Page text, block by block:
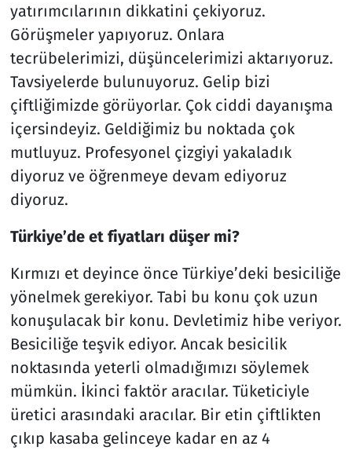
yatırımcılarının dikkatini çekiyoruz.
Görüşmeler yapıyoruz. Onlara
tecrübelerimizi, düşüncelerimizi aktarıyoruz.
Tavsiyelerde bulunuyoruz. Gelip bizi
çiftliğimizde görüyorlar. Çok ciddi dayanışma
içersindeyiz. Geldiğimiz bu noktada çok
mutluyuz. Profesyonel çizgiyi yakaladık
diyoruz ve öğrenmeye devam ediyoruz
diyoruz.
Türkiye’de et fiyatları düşer mi?
Kırmızı et deyince önce Türkiye’deki besiciliğe
yönelmek gerekiyor. Tabi bu konu çok uzun
konuşulacak bir konu. Devletimiz hibe veriyor.
Besiciliğe teşvik ediyor. Ancak besicilik
noktasında yeterli olmadığımızı söylemek
mümkün. İkinci faktör aracılar. Tüketiciyle
üretici arasındaki aracılar. Bir etin çiftlikten
çıkıp kasaba gelinceye kadar en az 4